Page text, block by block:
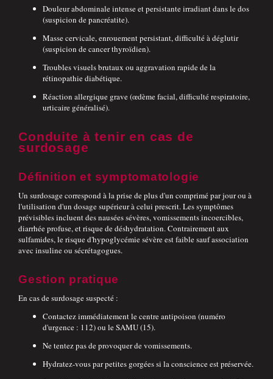
Douleur abdominale intense et persistante irradiant dans le dos
(suspicion de pancréatite).
Masse cervicale, enrouement persistant, difficulté à déglutir
(suspicion de cancer thyroïdien).
Troubles visuels brutaux ou aggravation rapide de la
rétinopathie diabétique.
Réaction allergique grave (œdème facial, difficulté respiratoire,
urticaire généralisé).
Conduite à tenir en cas de
surdosage
Définition et symptomatologie
Un surdosage correspond à la prise de plus d'un comprimé par jour ou à
l'utilisation d'un dosage supérieur à celui prescrit. Les symptômes
prévisibles incluent des nausées sévères, vomissements incoercibles,
diarrhée profuse, et risque de déshydratation. Contrairement aux
sulfamides, le risque d'hypoglycémie sévère est faible sauf association
avec insuline ou sécrétagogues.
Gestion pratique
En cas de surdosage suspecté :
Contactez immédiatement le centre antipoison (numéro
d'urgence : 112) ou le SAMU (15).
Ne tentez pas de provoquer de vomissements.
Hydratez-vous par petites gorgées si la conscience est préservée.